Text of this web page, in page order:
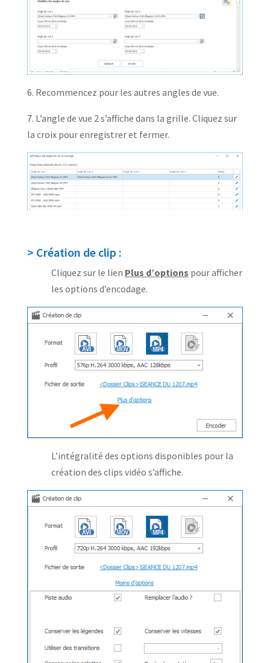
6. Recommencez pour les autres angles de vue.
7. L’angle de vue 2 s’affiche dans la grille. Cliquez sur
la croix pour enregistrer et fermer.
> Création de clip :
Cliquez sur le lien Plus d’options pour afficher
les options d’encodage.
L’intégralité des options disponibles pour la
création des clips vidéo s’affiche.